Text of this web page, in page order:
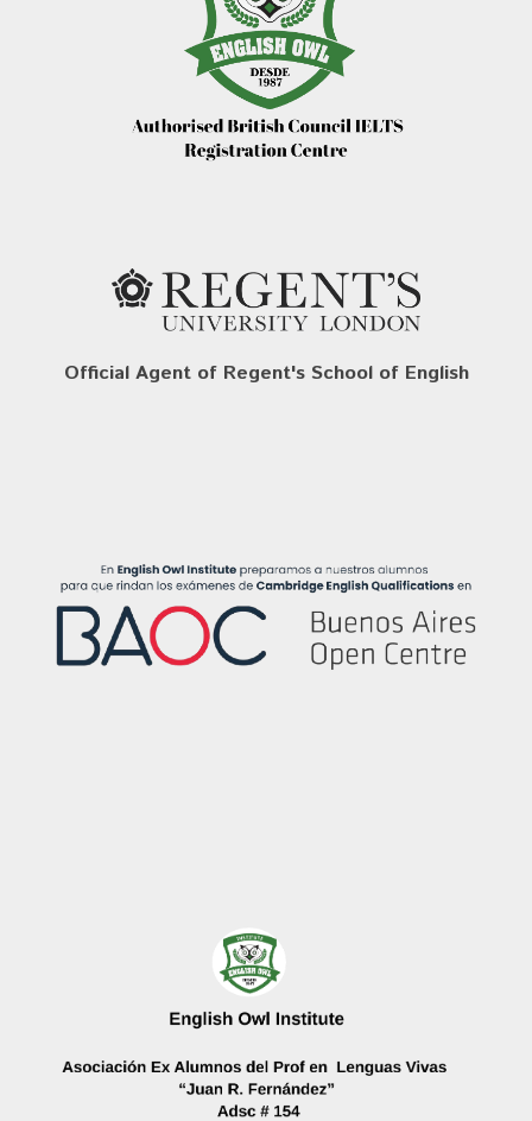
Official Agent of Regent's School of English